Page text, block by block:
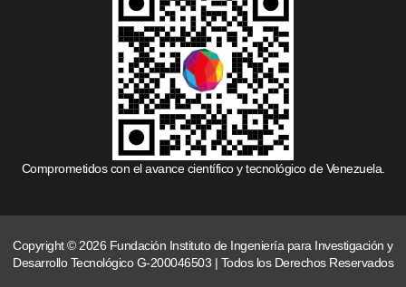
Comprometidos con el avance científico y tecnológico de Venezuela.
Copyright © 2026 Fundación Instituto de Ingeniería para Investigación y
Desarrollo Tecnológico G-200046503 | Todos los Derechos Reservados